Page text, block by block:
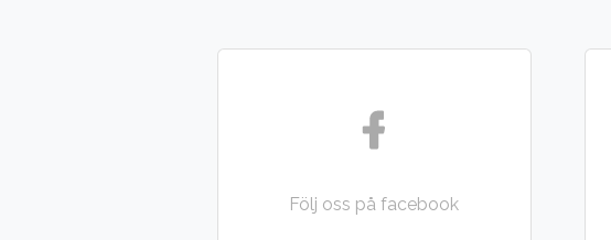
Följ oss på facebook